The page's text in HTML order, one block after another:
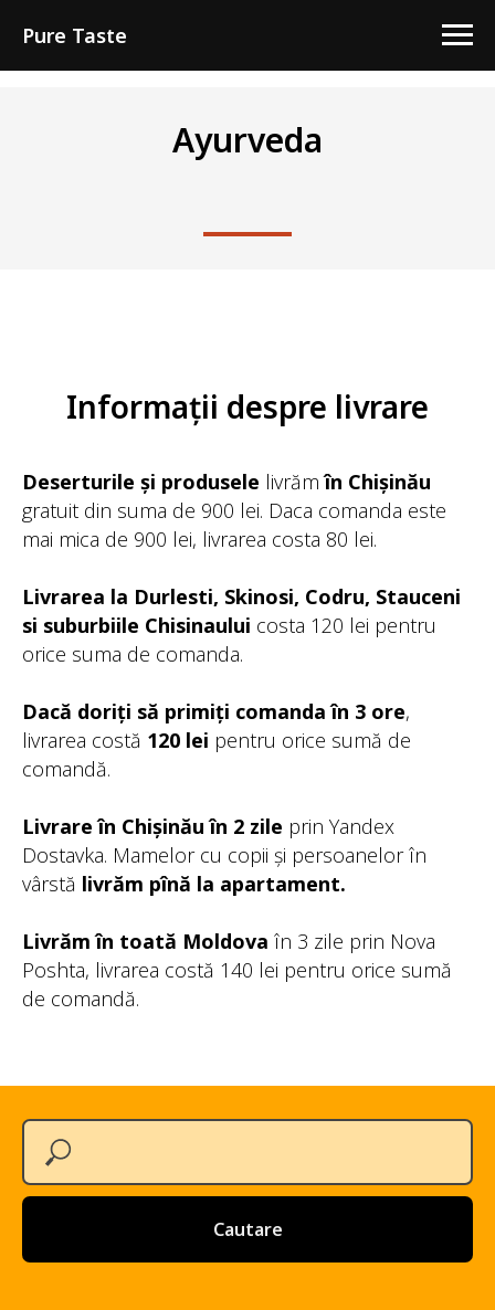
Pure Taste
Ayurveda
Informații despre livrare
Deserturile și produsele livrămîn Chișinău
gratuit din suma de 900 lei. Daca comanda este
mai mica de 900 lei, livrarea costa 80 lei.
Livrarea la Durlesti, Skinosi, Codru, Stauceni
si suburbiile Chisinaului costa 120 lei pentru
orice suma de comanda.
Dacă doriți să primiți comanda în 3 ore,
livrarea costă 120 lei pentru orice sumă de
comandă.
Livrare în Chișinău în 2 zile prin Yandex
Dostavka. Mamelor cu copii și persoanelor în
vârstă livrăm pînă la apartament.
Livrăm în toată Moldova în 3 zile prin Nova
Poshta, livrarea costă 140 lei pentru orice sumă
de comandă.
Cautare